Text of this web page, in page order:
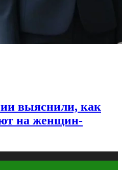
выяснили, как
на женщин-